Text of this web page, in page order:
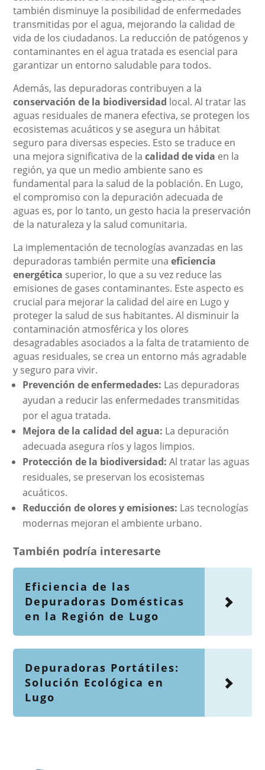
también disminuye la posibilidad de enfermedades
transmitidas por el agua, mejorando la calidad de
vida de los ciudadanos. La reducción de patógenos y
contaminantes en el agua tratada es esencial para
garantizar un entorno saludable para todos.
Además, las depuradoras contribuyen a la
conservación de la biodiversidad local. Al tratar las
aguas residuales de manera efectiva, se protegen los
ecosistemas acuáticos y se asegura un hábitat
seguro para diversas especies. Esto se traduce en
una mejora significativa de lacalidad de vida en la
región, ya que un medio ambiente sano es
fundamental para la salud de la población. En Lugo,
el compromiso con la depuración adecuada de
aguas es, por lo tanto, un gesto hacia la preservación
de la naturaleza y la salud comunitaria.
La implementación de tecnologías avanzadas en las
depuradoras también permite unaeficiencia
energética superior, lo que a su vez reduce las
emisiones de gases contaminantes. Este aspecto es
crucial para mejorar la calidad del aire en Lugo y
proteger la salud de sus habitantes. Al disminuir la
contaminación atmosférica y los olores
desagradables asociados a la falta de tratamiento de
aguas residuales, se crea un entorno más agradable
y seguro para vivir.
Prevención de enfermedades: Las depuradoras
ayudan a reducir las enfermedades transmitidas
por el agua tratada.
Mejora de la calidad del agua: La depuración
adecuada asegura ríos y lagos limpios.
Protección de la biodiversidad: Al tratar las aguas
residuales, se preservan los ecosistemas
acuáticos.
Reducción de olores y emisiones: Las tecnologías
modernas mejoran el ambiente urbano.
También podría interesarte
Eficiencia de las
Depuradoras Domésticas
en la Región de Lugo
Depuradoras Portátiles:
Solución Ecológica en
Lugo